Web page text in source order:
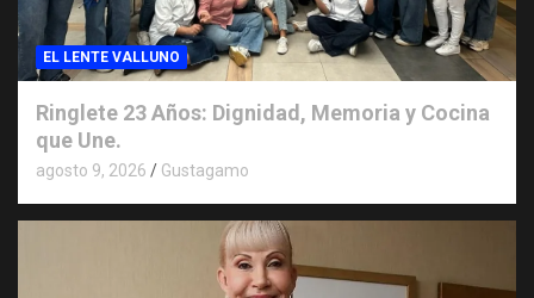
EL LENTE VALLUNO
Ringlete 23 Años: Dignidad, Memoria y Cocina
que Une.
agosto 9, 2026 Gustagamo